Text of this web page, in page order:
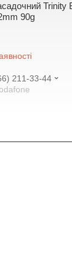
Trinity
90g
211-33-44